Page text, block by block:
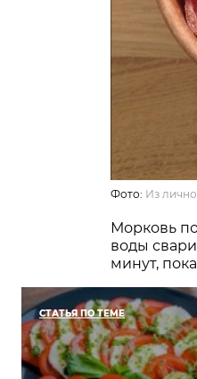
Фото: Из
Морковь
воды
минут,
СТАТЬЯ ПО ТЕМЕ